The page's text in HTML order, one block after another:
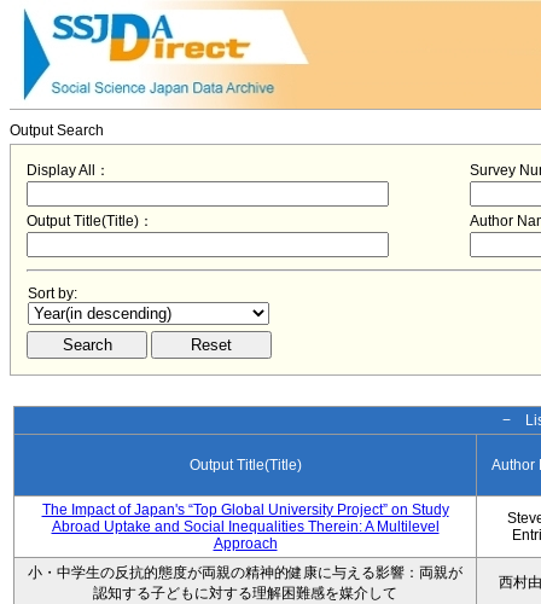
Output Search
Display All： Survey
Output Title(Title)： Author
Sort by:
−
Output Title(Title) Author
The Impact of Japan's “Top Global University Project” on Study
Abroad Uptake and Social Inequalities Therein: A Multilevel
Approach
小・中学生の反抗的態度が両親の精神的健康に与える影響：両親が
認知する子どもに対する理解困難感を媒介して
西村